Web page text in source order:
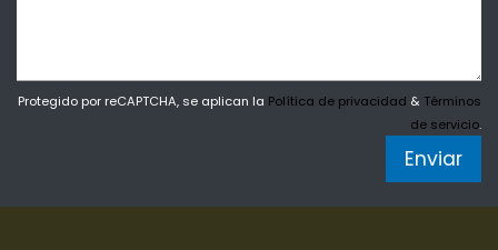
Protegido por reCAPTCHA, se aplican la Política de privacidad & Términos
de servicio.
Enviar